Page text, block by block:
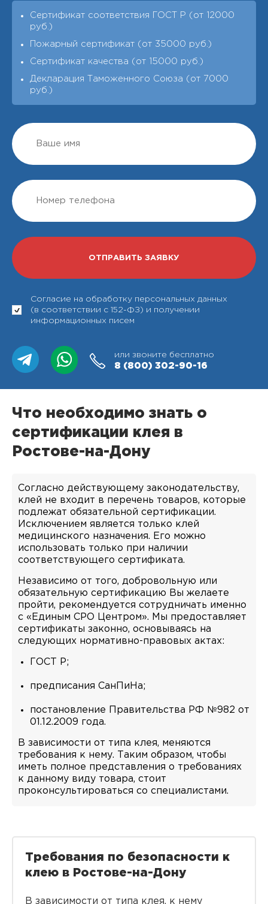
Сертификат соответствия ГОСТ Р (от 12000
руб.)
Пожарный сертификат (от 35000 руб.)
Сертификат качества (от 15000 руб.)
Декларация Таможенного Союза (от 7000
руб.)
Согласие на обработку персональных данных
(в соответствии с 152-ФЗ) и получении
информационных писем
или звоните бесплатно
8 (800) 302-90-16
Что необходимо знать о
сертификации клея в
Ростове-на-Дону
Согласно действующему законодательству,
клей не входит в перечень товаров, которые
подлежат обязательной сертификации.
Исключением является только клей
медицинского назначения. Его можно
использовать только при наличии
соответствующего сертификата.
Независимо от того, добровольную или
обязательную сертификацию Вы желаете
пройти, рекомендуется сотрудничать именно
с «Единым СРО Центром». Мы предоставляет
сертификаты законно, основываясь на
следующих нормативно-правовых актах:
ГОСТ Р;
предписания СанПиНа;
постановление Правительства РФ №982 от
01.12.2009 года.
В зависимости от типа клея, меняются
требования к нему. Таким образом, чтобы
иметь полное представления о требованиях
к данному виду товара, стоит
проконсультироваться со специалистами.
Требования по безопасности к
клею в Ростове-на-Дону
В зависимости от типа клея, к нему